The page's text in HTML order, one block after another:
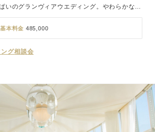
いのグランヴィアウエディング。やわらかな光
ジンロード、あたたかい温もりの光に包まれた
イプオルガンの生演奏が響く中、大理石のヴァ
感動も最高潮に達します。少人数から盛大なパ
の中からふたりのスタイルで結婚式が叶いま
基本料金 485,000
グ相談会